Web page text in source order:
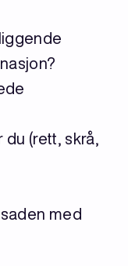
(rett, skrå,
med